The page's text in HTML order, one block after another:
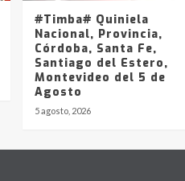
4
#Timba# Quiniela
Nacional, Provincia,
Córdoba, Santa Fe,
Santiago del Estero,
Montevideo del 5 de
Agosto
5 agosto, 2026